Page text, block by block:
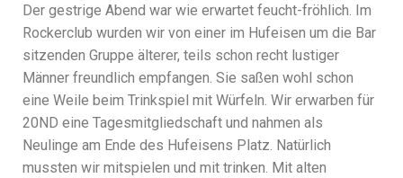
Der gestrige Abend war wie erwartet feucht-fröhlich. Im
Rockerclub wurden wir von einer im Hufeisen um die Bar
sitzenden Gruppe älterer, teils schon recht lustiger
Männer freundlich empfangen. Sie saßen wohl schon
eine Weile beim Trinkspiel mit Würfeln. Wir erwarben für
20ND eine Tagesmitgliedschaft und nahmen als
Neulinge am Ende des Hufeisens Platz. Natürlich
mussten wir mitspielen und mit trinken. Mit alten